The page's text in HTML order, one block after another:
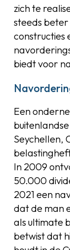
zich te
steeds
constructies
biedt voor
Een
Seychellen,
In 2009
50.000
2021 een
dat de man
als ultimate
betwist dat